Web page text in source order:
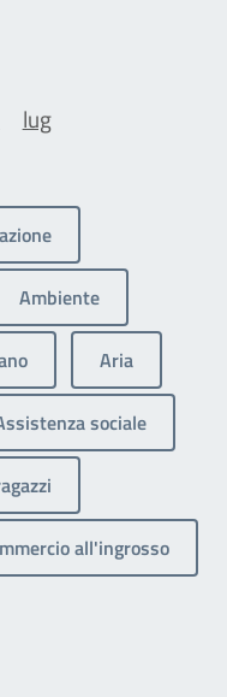
lug
Ambiente
Aria
sociale
all'ingrosso